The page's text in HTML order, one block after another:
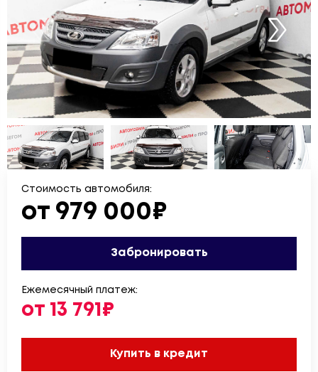
Стоимость автомобиля:
от 979 000₽
Забронировать
Ежемесячный платеж:
от 13 791₽
Купить в кредит